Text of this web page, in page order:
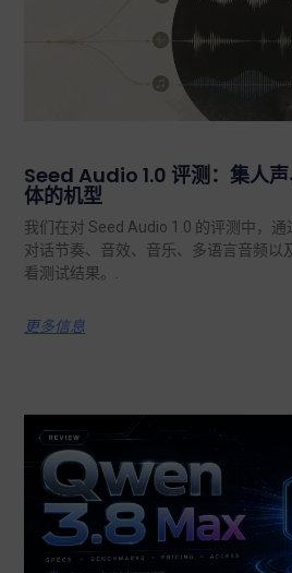
Seed Audio 1.0 评测：集人
体的机型
我们在对 Seed Audio 1.0 的评测中，通
对话节奏、音效、音乐、多语言音频以
看测试结果。.
更多信息